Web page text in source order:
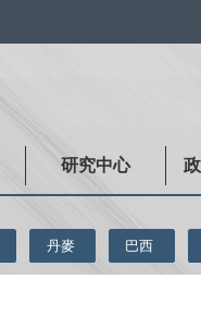
研究中心
丹麥 巴西